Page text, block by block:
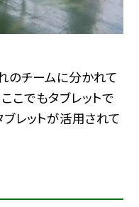
のチームに分かれて
こでもタブレットで
ブレットが活用されて